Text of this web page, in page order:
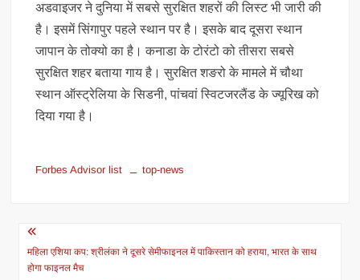
अडवाइजर ने दुनिया में सबसे सुरक्षित शहरों की लिस्ट भी जारी की
है। इसमें सिंगापुर पहले स्थान पर है। इसके बाद दूसरा स्थान
जापान के तोक्यो का है। कनाडा के टोरंटो को तीसरा सबसे
सुरक्षित शहर बताया गाय है। सुरक्षित शङरो के मामले में चौथा
स्थान ऑस्ट्रेलिया के सिडनी, पांचवां स्विटजरलैंड के ज्यूरिख को
दिया गया है।
Forbes Advisor list top-news
Post
navigation
महिला एशिया कप: श्रीलंका ने दूसरे सेमीफाइनल में पाकिस्तान को हराया, भारत के साथ
होगा फाइनल मैच